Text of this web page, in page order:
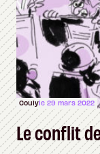
Coulyle 29 mars 2022
Le conflit